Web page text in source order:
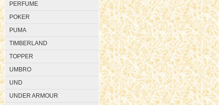
PERFUME
POKER
PUMA
TIMBERLAND
TOPPER
UMBRO
UND
UNDER ARMOUR